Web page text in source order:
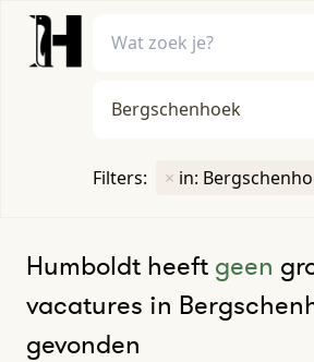
Filters: × in:
Humboldt heeft geen
vacatures in
gevonden